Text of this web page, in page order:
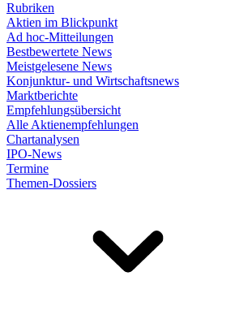
Rubriken
Aktien im Blickpunkt
Ad hoc-Mitteilungen
Bestbewertete News
Meistgelesene News
Konjunktur- und Wirtschaftsnews
Marktberichte
Empfehlungsübersicht
Alle Aktienempfehlungen
Chartanalysen
IPO-News
Termine
Themen-Dossiers